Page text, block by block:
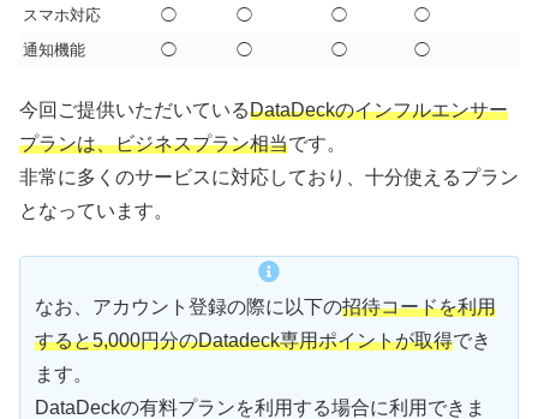
スマホ対応
◯ ◯ ◯
◯
通知機能
◯ ◯ ◯ ◯
今回ご提供いただいているDataDeckのインフルエンサー
プランは、ビジネスプラン相当です。
非常に多くのサービスに対応しており、十分使えるプラン
となっています。
なお、アカウント登録の際に以下の招待コードを利用
すると5,000円分のDatadeck専用ポイントが取得でき
ます。
DataDeckの有料プランを利用する場合に利用できま